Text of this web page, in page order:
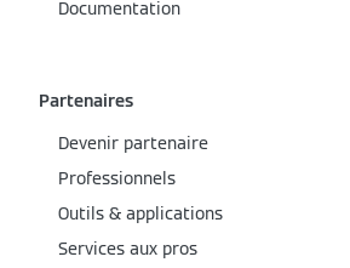
Documentation
Partenaires
Devenir partenaire
Professionnels
Outils & applications
Services aux pros